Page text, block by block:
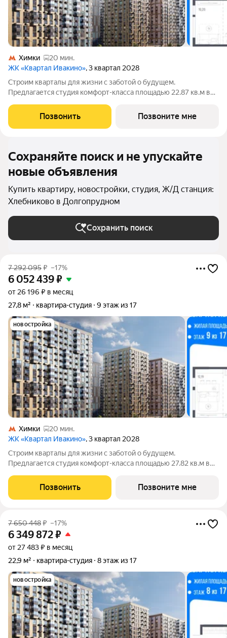
Химки
20 мин.
ЖК «Квартал Ивакино», 3 квартал 2028
Строим кварталы для жизни с заботой о будущем.
Предлагается студия комфорт-класса площадью 22.87 кв.м в
комплексе "Квартал Ивакино".Позаботились о вашем
времени, поэтому квартиры доступны с
Позвонить Позвоните мне
Сохраняйте поиск и не упускайте
новые объявления
Купить квартиру, новостройки, студия, Ж/Д станция:
Хлебниково в Долгопрудном
Сохранить поиск
7 292 095₽ –17%
6 052 439₽
от 26 196 ₽ в месяц
27,8 м²
квартира-студия 9 этаж из 17
новостройка
Химки
20 мин.
ЖК «Квартал Ивакино», 3 квартал 2028
Строим кварталы для жизни с заботой о будущем.
Предлагается студия комфорт-класса площадью 27.82 кв.м в
комплексе "Квартал Ивакино".Позаботились о вашем
времени, поэтому квартиры доступны с
Позвонить Позвоните мне
7 650 448₽ –17%
6 349 872₽
от 27 483 ₽ в месяц
22,9 м²
квартира-студия 8 этаж из 17
новостройка